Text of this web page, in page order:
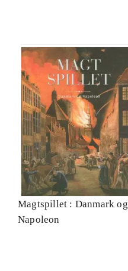
Magtspillet : Danmark og
Napoleon